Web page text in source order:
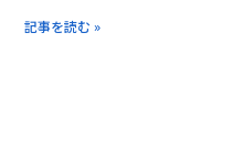
記事を読む »